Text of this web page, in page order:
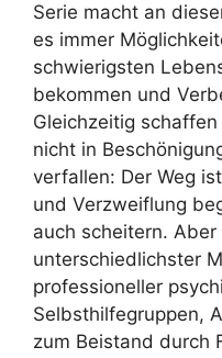
Serie macht an
es immer
schwierigsten
bekommen und
Gleichzeitig
nicht in
verfallen: Der Weg
und Verzweiflung
auch scheitern.
unterschiedlichster
professioneller
Selbsthilfegruppen,
zum Beistand durch